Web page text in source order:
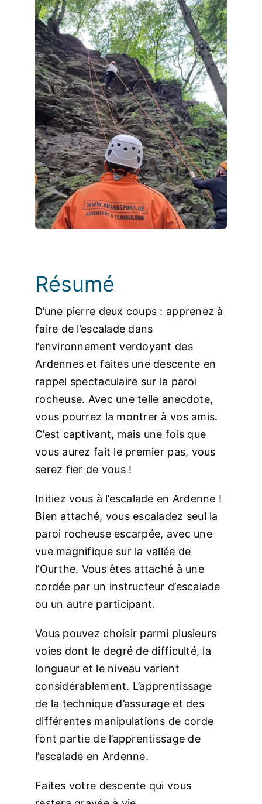
Résumé
D’une pierre deux coups : apprenez à
faire de l’escalade dans
l’environnement verdoyant des
Ardennes et faites une descente en
rappel spectaculaire sur la paroi
rocheuse. Avec une telle anecdote,
vous pourrez la montrer à vos amis.
C’est captivant, mais une fois que
vous aurez fait le premier pas, vous
serez fier de vous !
Initiez vous à l’escalade en Ardenne !
Bien attaché, vous escaladez seul la
paroi rocheuse escarpée, avec une
vue magnifique sur la vallée de
l’Ourthe. Vous êtes attaché à une
cordée par un instructeur d’escalade
ou un autre participant.
Vous pouvez choisir parmi plusieurs
voies dont le degré de difficulté, la
longueur et le niveau varient
considérablement. L’apprentissage
de la technique d’assurage et des
différentes manipulations de corde
font partie de l’apprentissage de
l’escalade en Ardenne.
Faites votre descente qui vous